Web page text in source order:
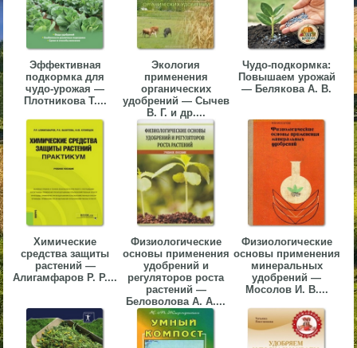
Эффективная
подкормка для
чудо-урожая —
Плотникова Т....
Экология
применения
органических
удобрений — Сычев
В. Г. и др....
Чудо-подкормка:
Повышаем урожай
— Белякова А. В.
Химические
средства защиты
растений —
Алигамфаров Р. Р....
Физиологические
основы применения
удобрений и
регуляторов роста
растений —
Беловолова А. А....
Физиологические
основы применения
минеральных
удобрений —
Мосолов И. В....
▼
▼
▼
▼